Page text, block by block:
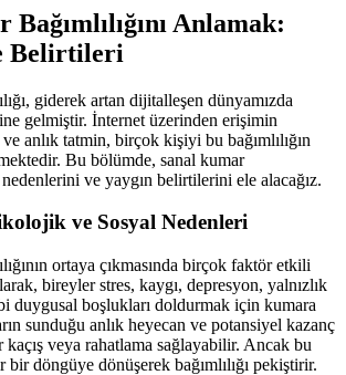
Anlamak:
Belirtileri
giderek artan dijitalleşen dünyamızda
gelmiştir. İnternet üzerinden erişimin
anlık tatmin, birçok kişiyi bu bağımlılığın
Bu bölümde, sanal kumar
nedenlerini ve yaygın belirtilerini ele alacağız.
ve Sosyal Nedenleri
ortaya çıkmasında birçok faktör etkili
bireyler stres, kaygı, depresyon, yalnızlık
duygusal boşlukları doldurmak için kumara
sunduğu anlık heyecan ve potansiyel kazanç
kaçış veya rahatlama sağlayabilir. Ancak bu
bir döngüye dönüşerek bağımlılığı pekiştirir.